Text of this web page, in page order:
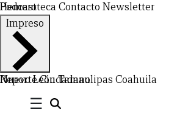
Hemeroteca Contacto Newsletter
Podcast
Impreso
Nuevo LeónTamaulipas Coahuila
Reporte Ciudadano
☰
CERRAR
NUEVO
TAMAULIPAS
COAHUILA
NACIONAL
INTERNACIONAL
FINANZAS
OPINIÓN
DEPORTES
ESPECTÁCULOS
TENDENCIA
ESTILO
PODCAST
CONTACTO
NEWSLETTER
HEMEROTECA
SUPLEMENTOS